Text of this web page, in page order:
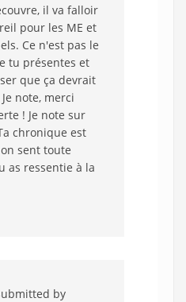
il va falloir
pour les ME et
Ce n'est pas le
tu présentes et
que ça devrait
note, merci
! Je note sur
chronique est
sent toute
as ressentie à la
by